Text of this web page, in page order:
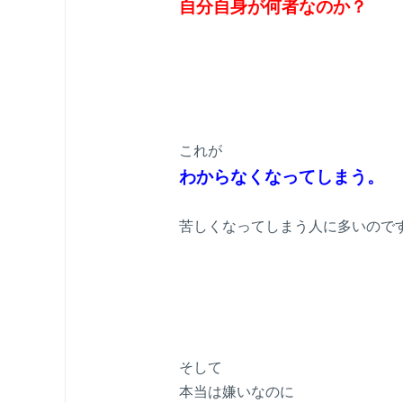
自分自身が何者なのか？
これが
わからなくなってしまう。
苦しくなってしまう人に多いので
そして
本当は嫌いなのに